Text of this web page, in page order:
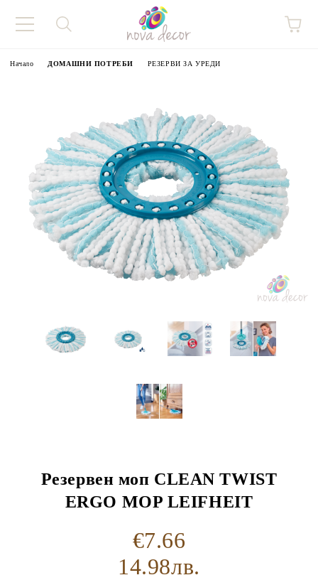
Начало ДОМАШНИ ПОТРЕБИ РЕЗЕРВИ ЗА УРЕДИ
Резервен моп CLEAN TWIST
ERGO MOP LEIFHEIT
€7.66
14.98лв.